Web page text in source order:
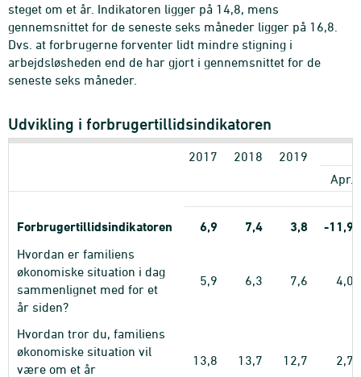
steget om et år. Indikatoren ligger på 14,8, mens
gennemsnittet for de seneste seks måneder ligger på 16,8.
Dvs. at forbrugerne forventer lidt mindre stigning i
arbejdsløsheden end de har gjort i gennemsnittet for de
seneste seks måneder.
Udvikling i forbrugertillidsindikatoren
2017 2018
2019
Apr.
Forbrugertillidsindikatoren 6,9 7,4 3,8 -11,9
Hvordan er familiens
økonomiske situation i dag
sammenlignet med for et
år siden?
5,9 6,3 7,6 4,0
Hvordan tror du, familiens
økonomiske situation vil
være om et år
13,8 13,7 12,7 2,7